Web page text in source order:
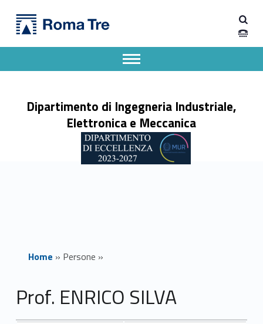
Prof. ENRICO SILVA - Dipartimento di Ingegneria Industriale, Elettronica e Meccanica
Dipartimento di Ingegneria Industriale, Elettronica e Meccanica dell'Università degli Studi Roma Tre
Dipartimento di Ingegneria Industriale,
Elettronica e Meccanica
Apri il menu secondario
Header info sidebar
Home » Persone »
Prof. ENRICO SILVA